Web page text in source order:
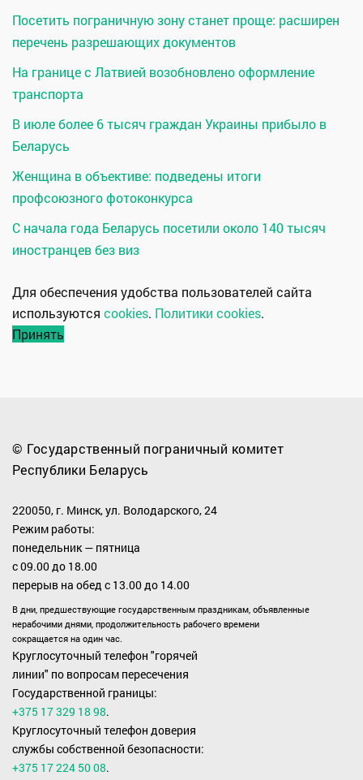
Посетить пограничную зону станет проще: расширен
перечень разрешающих документов
На границе с Латвией возобновлено оформление
транспорта
В июле более 6 тысяч граждан Украины прибыло в
Беларусь
Женщина в объективе: подведены итоги
профсоюзного фотоконкурса
С начала года Беларусь посетили около 140 тысяч
иностранцев без виз
Для обеспечения удобства пользователей сайта
используются cookies. Политики cookies.
Принять
© Государственный пограничный комитет
Республики Беларусь
220050, г. Минск, ул. Володарского, 24
Режим работы:
понедельник — пятница
с 09.00 до 18.00
перерыв на обед с 13.00 до 14.00
В дни, предшествующие государственным праздникам, объявленные
нерабочими днями, продолжительность рабочего времени
сокращается на один час.
Круглосуточный телефон "горячей
линии" по вопросам пересечения
Государственной границы:
+375 17 329 18 98.
Круглосуточный телефон доверия
службы собственной безопасности:
+375 17 224 50 08.